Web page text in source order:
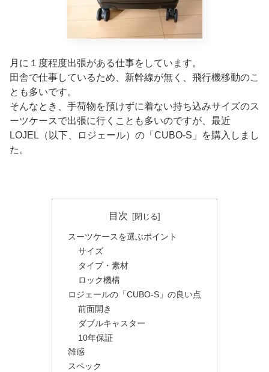
月に１度程度出張がある仕事をしています。
田舎で仕事しているため、新幹線が無く、飛行機移動のこ
とも多いです。
そんなとき、手荷物を預けずに着ない持ち込みサイズのス
ーツケースで出張に行くことも多いのですが、最近
LOJEL（以下、ロジェール）の「CUBO-S」を購入しまし
た。
目次
スーツケースを選ぶポイント
サイズ
タイプ・素材
ロック機構
ロジェールの「CUBO-S」の良い点
前面開き
ダブルキャスター
10年保証
雑感
スペック